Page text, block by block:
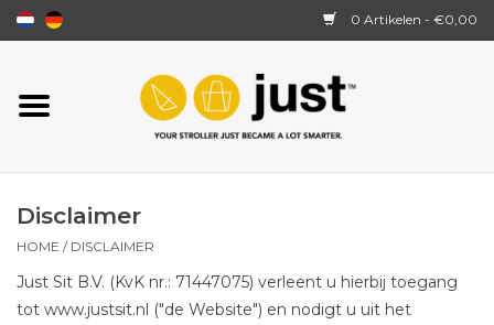
0 Artikelen - €0,00
Home
JustSit
Hoe werkt het?
Over ons
Disclaimer
HOME / DISCLAIMER
Just Sit B.V. (KvK nr.: 71447075) verleent u hierbij toegang
tot www.justsit.nl ("de Website") en nodigt u uit het